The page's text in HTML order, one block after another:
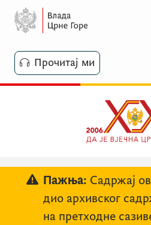
Прочитај ми
Пажња: Садржај
дио архивског
на претходне